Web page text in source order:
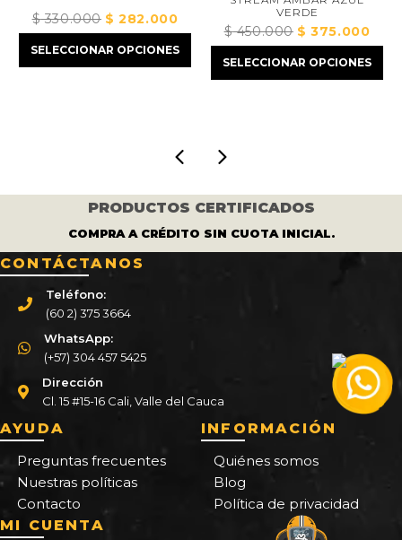
330.000El
precio
original
$282.000El
precio
actual
SELECCIONAR OPCIONES
VERDE
450.000El
precio
original
$375.000El
precio
actual
SELECCIONAR OPCIONES
PRODUCTOS CERTIFICADOS
COMPRA A CRÉDITO SIN CUOTA INICIAL.
CONTÁCTANOS
Teléfono:
(60 2) 375 3664
WhatsApp:
(+57) 304 457 5425
Dirección
Cl. 15 #15-16 Cali, Valle del Cauca
AYUDA
Preguntas frecuentes
Nuestras políticas
Contacto
INFORMACIÓN
Quiénes somos
Blog
Política de privacidad
MI CUENTA